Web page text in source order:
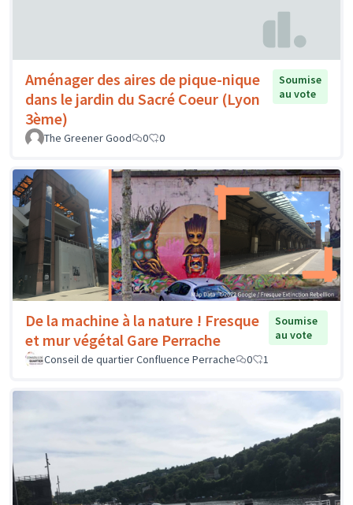
Aménager des aires de pique-nique
dans le jardin du Sacré Coeur (Lyon
3ème)
Soumise
au vote
The Greener Good 0 0
De la machine à la nature ! Fresque
et mur végétal Gare Perrache
Soumise
au vote
Conseil de quartier Confluence Perrache
0 1